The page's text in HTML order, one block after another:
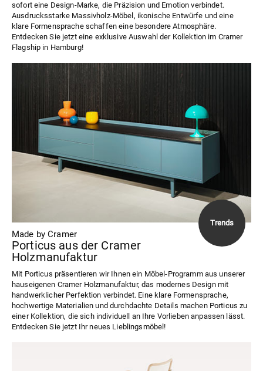
sofort eine Design-Marke, die Präzision und Emotion verbindet.
Ausdrucksstarke Massivholz-Möbel, ikonische Entwürfe und eine
klare Formensprache schaffen eine besondere Atmosphäre.
Entdecken Sie jetzt eine exklusive Auswahl der Kollektion im Cramer
Flagship in Hamburg!
Made by Cramer
Porticus aus der Cramer
Holzmanufaktur
Mit Porticus präsentieren wir Ihnen ein Möbel-Programm aus unserer
hauseigenen Cramer Holzmanufaktur, das modernes Design mit
handwerklicher Perfektion verbindet. Eine klare Formensprache,
hochwertige Materialien und durchdachte Details machen Porticus zu
einer Kollektion, die sich individuell an Ihre Vorlieben anpassen lässt.
Entdecken Sie jetzt Ihr neues Lieblingsmöbel!